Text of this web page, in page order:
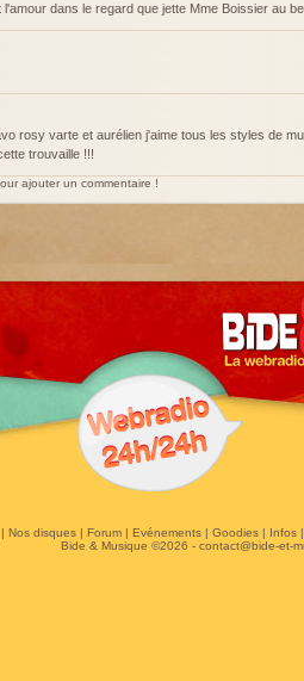
l'amour dans le regard que jette Mme Boissier au
rosy varte et aurélien j'aime tous les styles de
trouvaille !!!
ajouter un commentaire !
Nos disques| Forum| Evénements| Goodies| Infos
Bide & Musique ©2026 - contact@bide-et-